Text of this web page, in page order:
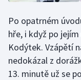
Ragby
Rychlobruslení
Rychlostní
Po opatrném
hře, i když po
Kodýtek. Vzápětí
nedokázal z
13. minutě už se